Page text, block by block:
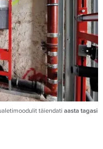
täiendati aasta tagasi